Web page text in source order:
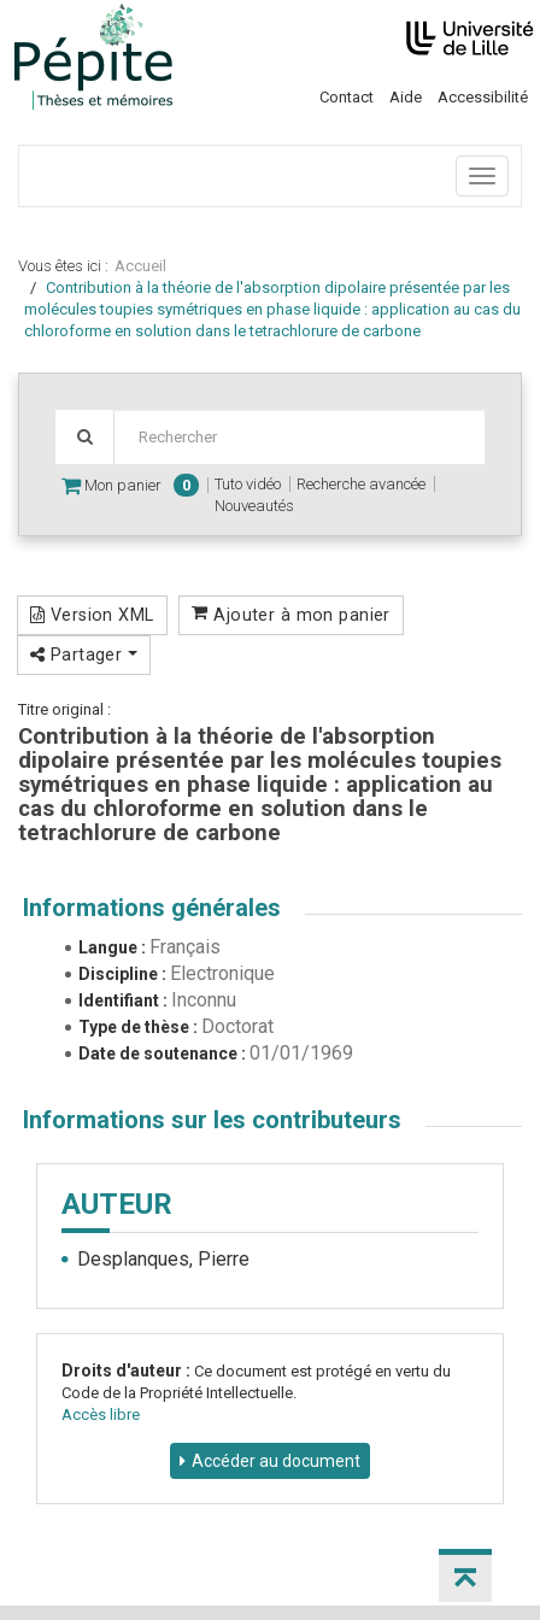
Contact Aide Accessibilité
Menu
Vous êtes ici : Accueil
Contribution à la théorie de l'absorption dipolaire présentée par les
molécules toupies symétriques en phase liquide : application au cas du
chloroforme en solution dans le tetrachlorure de carbone
Mon panier 0 Tuto vidéo
Recherche avancée
Nouveautés
Version XML Ajouter à mon panier
Partager
Titre original :
Contribution à la théorie de l'absorption
dipolaire présentée par les molécules toupies
symétriques en phase liquide : application au
cas du chloroforme en solution dans le
tetrachlorure de carbone
Informations générales
Langue : Français
Discipline : Electronique
Identifiant : Inconnu
Type de thèse : Doctorat
Date de soutenance : 01/01/1969
Informations sur les contributeurs
AUTEUR
Desplanques, Pierre
Droits d'auteur : Ce document est protégé en vertu du
Code de la Propriété Intellectuelle.
Accès libre
Accéder au document